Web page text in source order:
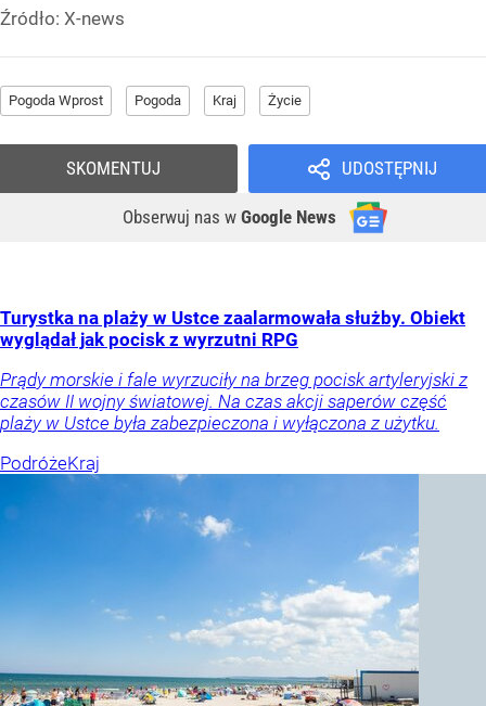
Źródło: X-news
Pogoda Wprost Pogoda Kraj Życie
UDOSTĘPNIJ
Obserwuj nas w Google News
SKOMENTUJ
Turystka na plaży w Ustce zaalarmowała służby. Obiekt
wyglądał jak pocisk z wyrzutni RPG
Prądy morskie i fale wyrzuciły na brzeg pocisk artyleryjski z
czasów II wojny światowej. Na czas akcji saperów część
plaży w Ustce była zabezpieczona i wyłączona z użytku.
PodróżeKraj